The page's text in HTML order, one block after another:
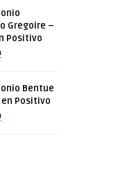
Gregoire –
Positivo
Bentue
Positivo